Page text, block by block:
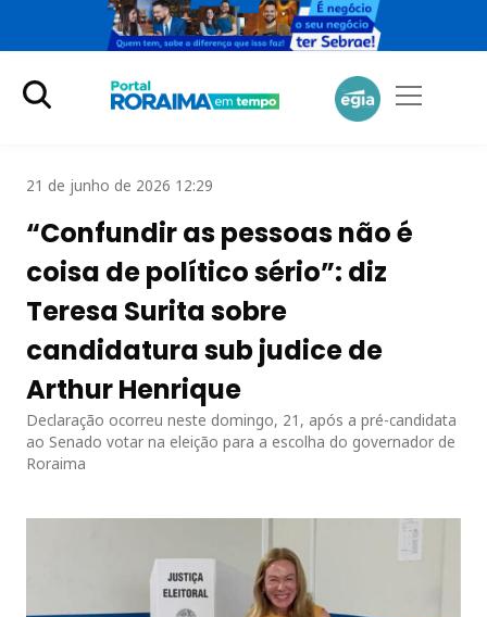
21 de junho de 2026 12:29
“Confundir as pessoas não é
coisa de político sério”: diz
Teresa Surita sobre
candidatura sub judice de
Arthur Henrique
Declaração ocorreu neste domingo, 21, após a pré-candidata
ao Senado votar na eleição para a escolha do governador de
Roraima